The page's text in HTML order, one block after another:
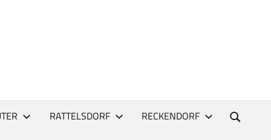
RATTELSDORF RECKENDORF